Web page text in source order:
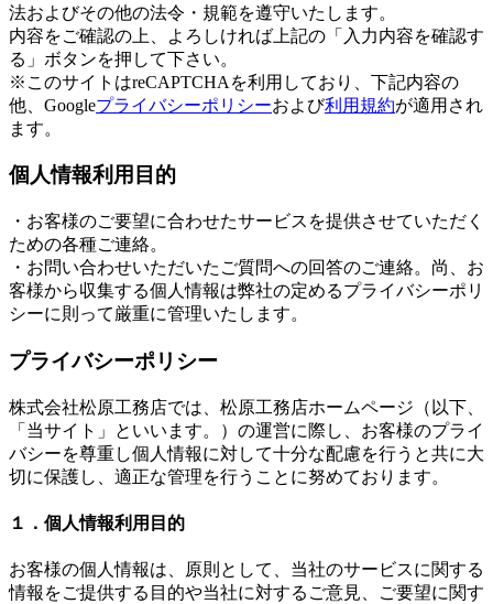
法およびその他の法令・規範を遵守いたします。
内容をご確認の上、よろしければ上記の「入力内容を確認す
る」ボタンを押して下さい。
※このサイトはreCAPTCHAを利用しており、下記内容の
他、Googleプライバシーポリシーおよび利用規約が適用され
ます。
個人情報利用目的
・お客様のご要望に合わせたサービスを提供させていただく
ための各種ご連絡。
・お問い合わせいただいたご質問への回答のご連絡。尚、お
客様から収集する個人情報は弊社の定めるプライバシーポリ
シーに則って厳重に管理いたします。
プライバシーポリシー
株式会社松原工務店では、松原工務店ホームページ（以下、
「当サイト」といいます。）の運営に際し、お客様のプライ
バシーを尊重し個人情報に対して十分な配慮を行うと共に大
切に保護し、適正な管理を行うことに努めております。
１．個人情報利用目的
お客様の個人情報は、原則として、当社のサービスに関する
情報をご提供する目的や当社に対するご意見、ご要望に関す